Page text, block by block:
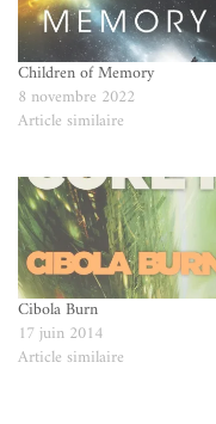
Children of Memory
8 novembre 2022
Article similaire
Cibola Burn
17 juin 2014
Article similaire